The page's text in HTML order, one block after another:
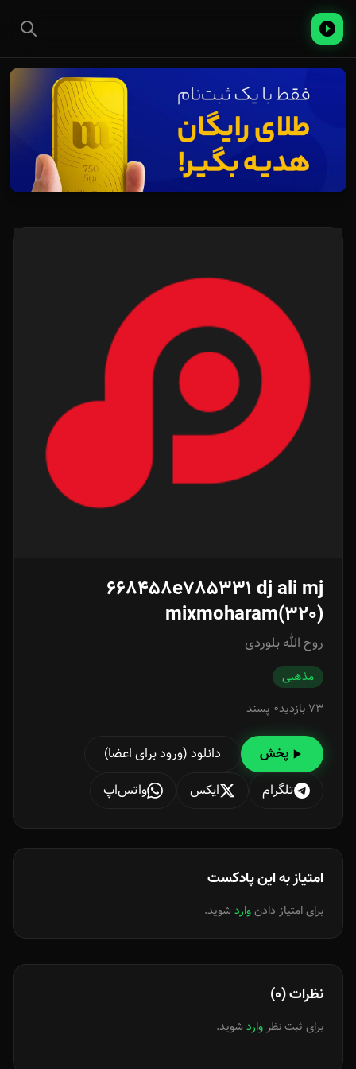
668458e785331 dj ali mj
mixmoharam(320)
روح الله بلوردی
مذهبی
73 بازدید
0 پسند
پخش
دانلود (ورود برای اعضا)
تلگرام
ایکس واتس‌اپ
امتیاز به این پادکست
برای امتیاز دادنواردشوید.
نظرات (0)
برای ثبت نظر واردشوید.